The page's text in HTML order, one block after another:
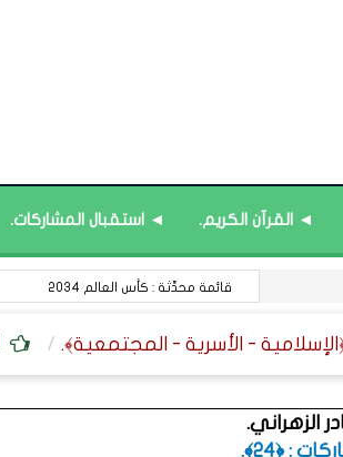
◄ القرآن الكريم. ◄ استقبال المشاركات.
قائمة محدَّثة : البرامج التدريبية.
الزهراني.
: ﴿24﴾.